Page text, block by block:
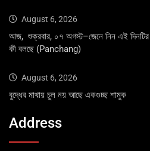
August 6, 2026
আজ, শুক্রবার, ০৭ অগস্ট–জেনে নিন এই দিনটির
কী বলছে (Panchang)
August 6, 2026
বুদ্ধের মাথায় চুল নয় আছে একগুচ্ছ শামুক
Address